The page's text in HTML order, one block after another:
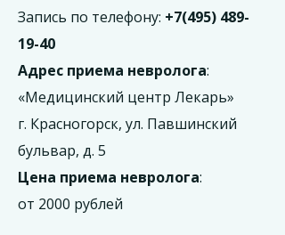
Запись по телефону: +7(495) 489-
19-40
Адрес приема невролога:
«Медицинский центр Лекарь»
г. Красногорск, ул. Павшинский
бульвар, д. 5
Цена приема невролога:
от 2000 рублей